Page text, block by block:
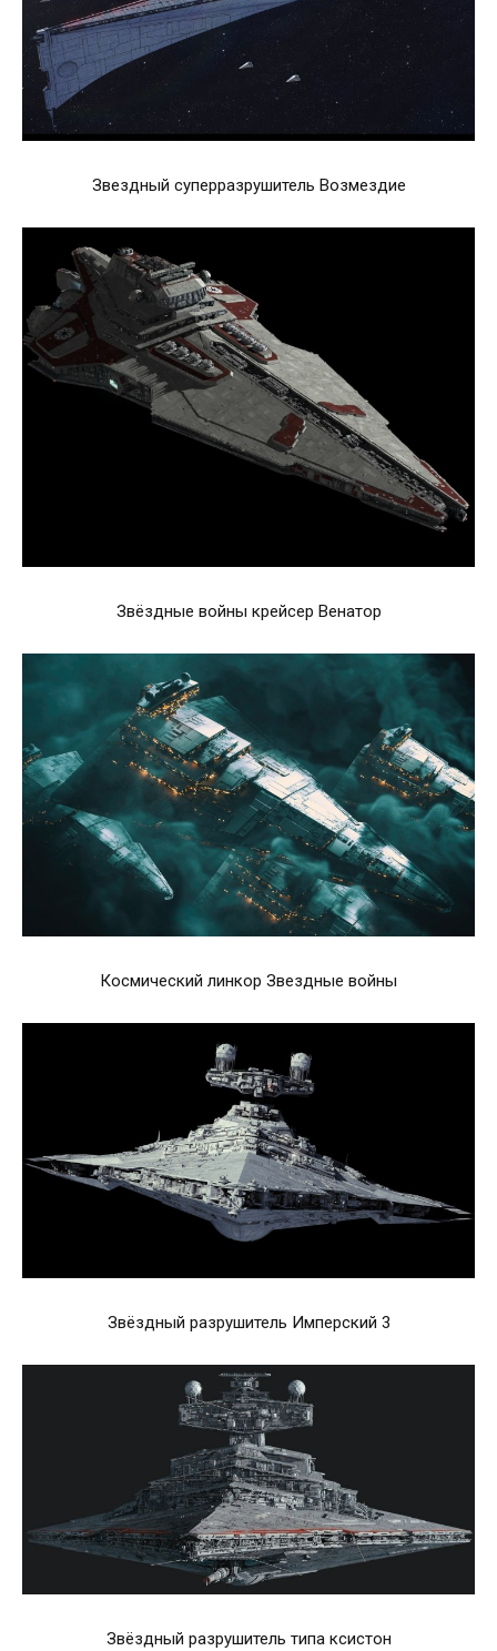
Звездный суперразрушитель Возмездие
Звёздные войны крейсер Венатор
Космический линкор Звездные войны
Звёздный разрушитель Имперский 3
Звёздный разрушитель типа ксистон